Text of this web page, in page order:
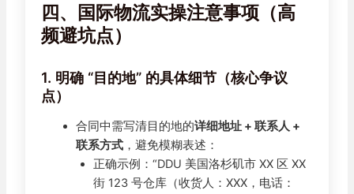
四、国际物流实操注意事项（高
频避坑点）
1. 明确 “目的地” 的具体细节（核心争议
点）
合同中需写清目的地的详细地址 + 联系人 +
联系方式 ，避免模糊表述：
正确示例：“DDU 美国洛杉矶市 XX 区 XX
街 123 号仓库（收货人：XXX，电话：